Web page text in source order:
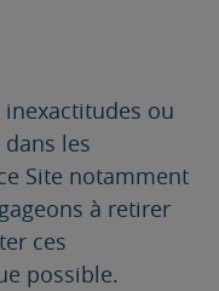
ou
les
Site notamment
à retirer
ces
possible.